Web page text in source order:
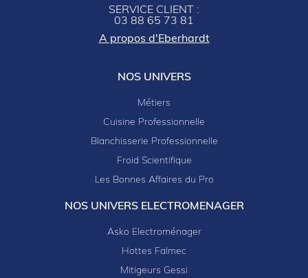
SERVICE CLIENT :
03 88 65 73 81
A propos d'Eberhardt
NOS UNIVERS
Métiers
Cuisine Professionnelle
Blanchisserie Professionnelle
Froid Scientifique
Les Bonnes Affaires du Pro
NOS UNIVERS ELECTROMENAGER
Asko Electroménager
Hottes Falmec
Mitigeurs Gessi